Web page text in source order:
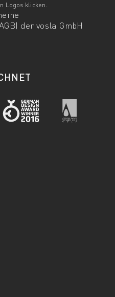
Logos klicken.
der vosla GmbH